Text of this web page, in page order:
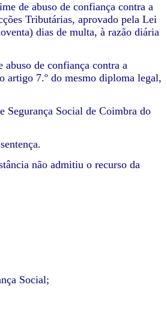
de abuso de confiança contra a
Tributárias, aprovado pela Lei
dias de multa, à razão diária
de confiança contra a
artigo 7.º do mesmo diploma legal,
Social de Coimbra do
não admitiu o recurso da
Social;